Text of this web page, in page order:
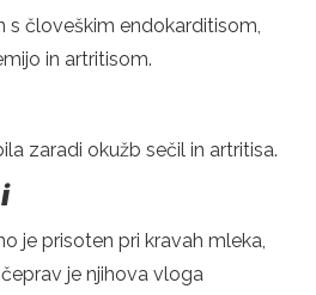
s človeškim endokarditisom,
in artritisom.
zaradi okužb sečil in artritisa.
je prisoten pri kravah mleka,
je njihova vloga